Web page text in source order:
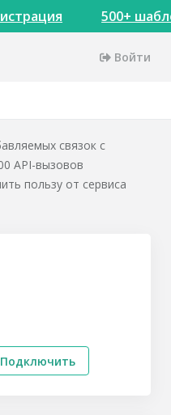
500+
Войти
связок с
API-вызовов
пользу от сервиса
Подключить